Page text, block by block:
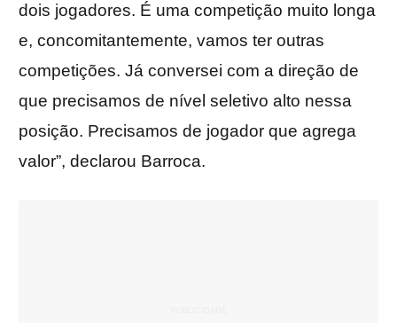
dois jogadores. É uma competição muito longa
e, concomitantemente, vamos ter outras
competições. Já conversei com a direção de
que precisamos de nível seletivo alto nessa
posição. Precisamos de jogador que agrega
valor”, declarou Barroca.